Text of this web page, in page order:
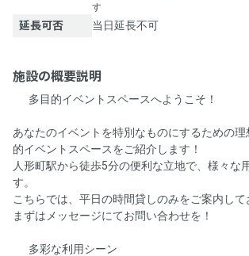
す
延長可否 当日延長不可
施設の概要説明
🌟 多目的イベントスペースへようこそ！ 🌟
あなたのイベントを特別なものにするための理
的イベントスペースをご紹介します！
人形町駅から徒歩5分の便利な立地で、様々な
す。
こちらでは、平日の時間貸しのみをご案内して
まずはメッセージにてお問い合わせを！
🎉 多彩な利用シーン